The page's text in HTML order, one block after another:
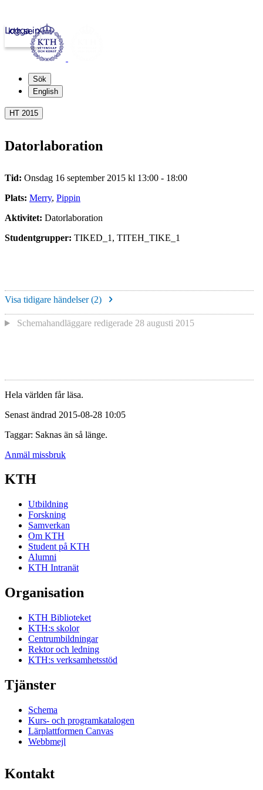
kth.se
Logga in
Sök
English
HT 2015
Datorlaboration
Tid: Onsdag 16 september 2015 kl 13:00 - 18:00
Plats: Merry, Pippin
Aktivitet: Datorlaboration
Studentgrupper: TIKED_1, TITEH_TIKE_1
Visa tidigare händelser (2)
Schemahandläggare redigerade 28 augusti 2015
Hela världen får läsa.
Senast ändrad 2015-08-28 10:05
Taggar: Saknas än så länge.
Anmäl missbruk
KTH
Utbildning
Forskning
Samverkan
Om KTH
Student på KTH
Alumni
KTH Intranät
Organisation
KTH Biblioteket
KTH:s skolor
Centrumbildningar
Rektor och ledning
KTH:s verksamhetsstöd
Tjänster
Schema
Kurs- och programkatalogen
Lärplattformen Canvas
Webbmejl
Kontakt